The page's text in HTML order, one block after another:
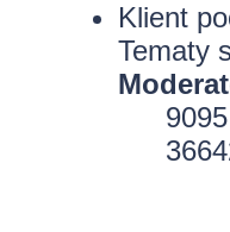
Klient
Tematy
9095